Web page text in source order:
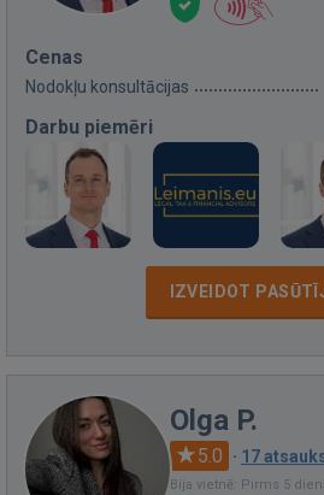
Cenas
Nodokļu konsultācijas
Darbu piemēri
IZVEIDOT
Olga P.
5.0 · 17
Bija vietnē: Pirms 5